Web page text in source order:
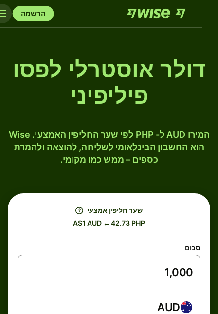
הרשמה
דולר אוסטרלי לפסו
פיליפיני
המירו AUD ל- PHP לפי שער החליפין האמצעי. Wise
הוא החשבון הבינלאומי לשליחה, להוצאה ולהמרת
כספים – ממש כמו מקומי.
שער חליפין אמצעי
A$1 AUD ← 42.73 PHP
סכום
AUD